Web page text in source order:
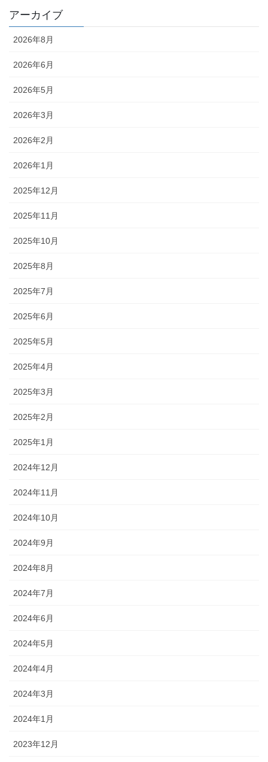
アーカイブ
2026年8月
2026年6月
2026年5月
2026年3月
2026年2月
2026年1月
2025年12月
2025年11月
2025年10月
2025年8月
2025年7月
2025年6月
2025年5月
2025年4月
2025年3月
2025年2月
2025年1月
2024年12月
2024年11月
2024年10月
2024年9月
2024年8月
2024年7月
2024年6月
2024年5月
2024年4月
2024年3月
2024年1月
2023年12月